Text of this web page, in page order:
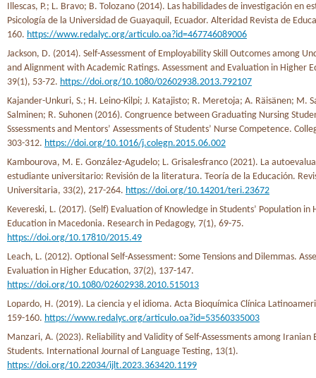
Illescas, P.; L. Bravo; B. Tolozano (2014). Las habilidades de investigación en
Psicología de la Universidad de Guayaquil, Ecuador. Alteridad Revista de
160. https://www.redalyc.org/articulo.oa?id=467746089006
Jackson, D. (2014). Self-Assessment of Employability Skill Outcomes among
and Alignment with Academic Ratings. Assessment and Evaluation in Higher
39(1), 53-72. https://doi.org/10.1080/02602938.2013.792107
Kajander-Unkuri, S.; H. Leino-Kilpi; J. Katajisto; R. Meretoja; A. Räisänen; M.
Salminen; R. Suhonen (2016). Congruence between Graduating Nursing
Sssessments and Mentors’ Assessments of Students’ Nurse Competence.
303-312. https://doi.org/10.1016/j.colegn.2015.06.002
Kambourova, M. E. González-Agudelo; L. Grisalesfranco (2021). La
estudiante universitario: Revisión de la literatura. Teoría de la Educación.
Universitaria, 33(2), 217-264. https://doi.org/10.14201/teri.23672
Kevereski, L. (2017). (Self) Evaluation of Knowledge in Students’ Population in
Education in Macedonia. Research in Pedagogy, 7(1), 69-75.
https://doi.org/10.17810/2015.49
Leach, L. (2012). Optional Self-Assessment: Some Tensions and Dilemmas.
Evaluation in Higher Education, 37(2), 137-147.
https://doi.org/10.1080/02602938.2010.515013
Lopardo, H. (2019). La ciencia y el idioma. Acta Bioquímica Clínica
159-160. https://www.redalyc.org/articulo.oa?id=53560335003
Manzari, A. (2023). Reliability and Validity of Self-Assessments among Iranian
Students. International Journal of Language Testing, 13(1).
https://doi.org/10.22034/ijlt.2023.363420.1199